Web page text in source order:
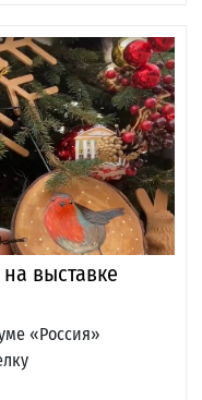
выставке
«Россия»